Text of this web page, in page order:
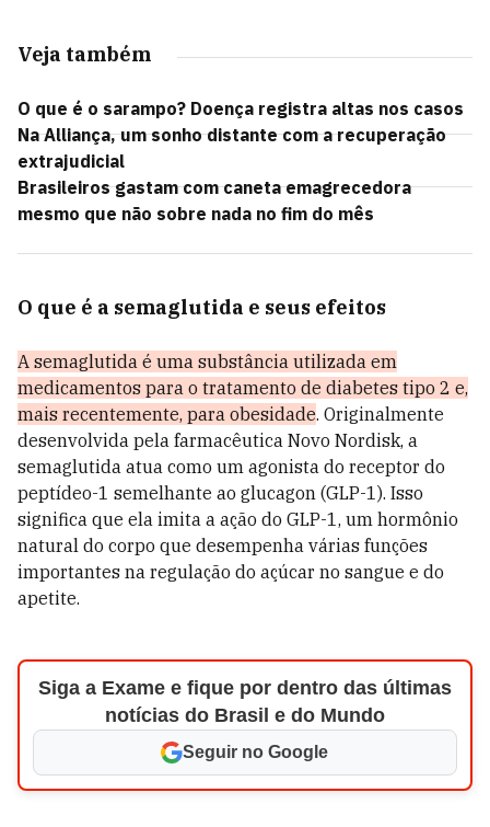
Veja também
O que é o sarampo? Doença registra altas nos casos
Na Alliança, um sonho distante com a recuperação
extrajudicial
Brasileiros gastam com caneta emagrecedora
mesmo que não sobre nada no fim do mês
O que é a semaglutida e seus efeitos
A semaglutida é uma substância utilizada em
medicamentos para o tratamento de diabetes tipo 2 e,
mais recentemente, para obesidade. Originalmente
desenvolvida pela farmacêutica Novo Nordisk, a
semaglutida atua como um agonista do receptor do
peptídeo-1 semelhante ao glucagon (GLP-1). Isso
significa que ela imita a ação do GLP-1, um hormônio
natural do corpo que desempenha várias funções
importantes na regulação do açúcar no sangue e do
apetite.
Siga a Exame e fique por dentro das últimas
notícias do Brasil e do Mundo
Seguir no Google